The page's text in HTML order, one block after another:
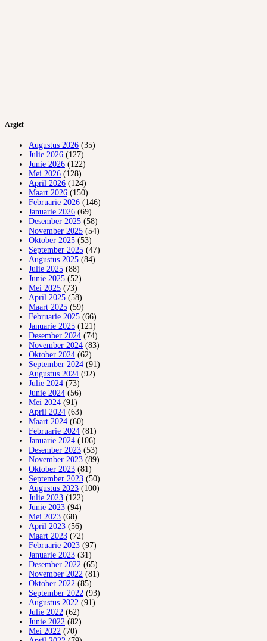
Argief
Augustus 2026 (35)
Julie 2026 (127)
Junie 2026 (122)
Mei 2026 (128)
April 2026 (124)
Maart 2026 (150)
Februarie 2026 (146)
Januarie 2026 (69)
Desember 2025 (58)
November 2025 (54)
Oktober 2025 (53)
September 2025 (47)
Augustus 2025 (84)
Julie 2025 (88)
Junie 2025 (52)
Mei 2025 (73)
April 2025 (58)
Maart 2025 (59)
Februarie 2025 (66)
Januarie 2025 (121)
Desember 2024 (74)
November 2024 (83)
Oktober 2024 (62)
September 2024 (91)
Augustus 2024 (92)
Julie 2024 (73)
Junie 2024 (56)
Mei 2024 (91)
April 2024 (63)
Maart 2024 (60)
Februarie 2024 (81)
Januarie 2024 (106)
Desember 2023 (53)
November 2023 (89)
Oktober 2023 (81)
September 2023 (50)
Augustus 2023 (100)
Julie 2023 (122)
Junie 2023 (94)
Mei 2023 (68)
April 2023 (56)
Maart 2023 (72)
Februarie 2023 (97)
Januarie 2023 (31)
Desember 2022 (65)
November 2022 (81)
Oktober 2022 (85)
September 2022 (93)
Augustus 2022 (91)
Julie 2022 (62)
Junie 2022 (82)
Mei 2022 (70)